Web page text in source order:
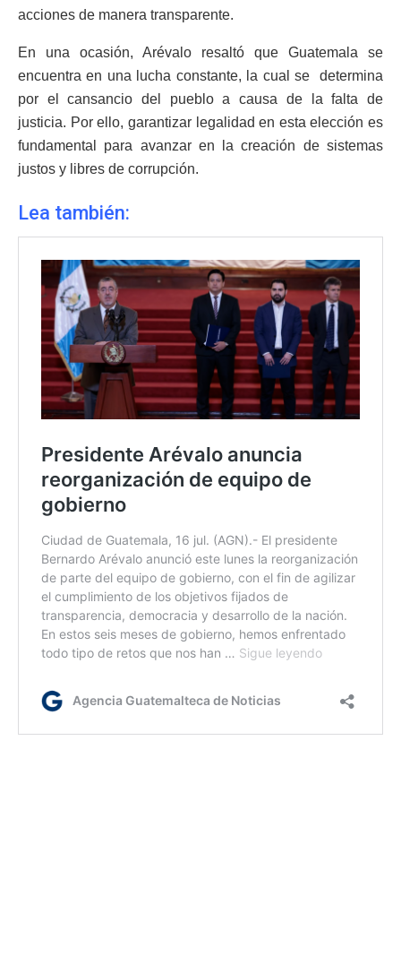
acciones de manera transparente.
En una ocasión, Arévalo resaltó que Guatemala se
encuentra en una lucha constante, la cual se determina
por el cansancio del pueblo a causa de la falta de
justicia. Por ello, garantizar legalidad en esta elección es
fundamental para avanzar en la creación de sistemas
justos y libres de corrupción.
Lea también: